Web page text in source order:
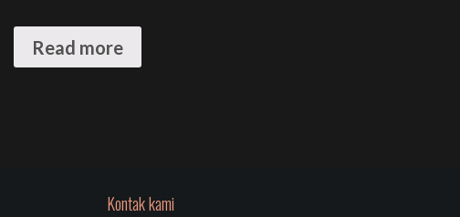
Read more
Kontak kami